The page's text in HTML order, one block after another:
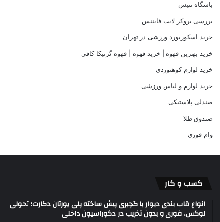
باشگاه تنیس
بررسی بروکر لایت فایننس
خرید اسکوربورد ورزشی در تهران
خرید بهترین قهوه | خرید قهوه | قهوه گرنیکا کافی
خرید لوازم کوهنوردی
خرید لوازم و لباس ورزشی
صندلی پلاستیکی
صندوق طلا
وام فوری
کسب و کار
انواع قاب بندی دیوار با گچبری پیش ساخته پلی یورتان دکارت؛ تحولی
لوکس، فوری و بدون تخریب در دکوراسیون داخلی